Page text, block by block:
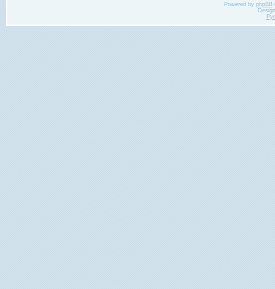
Powered by phpBB